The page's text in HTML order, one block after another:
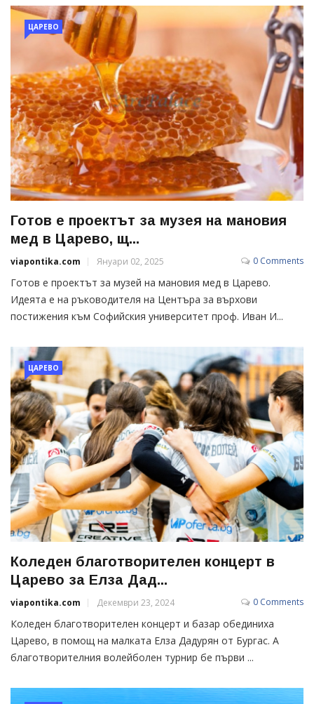
ЦАРЕВО
Готов е проектът за музея на мановия
мед в Царево, щ...
viapontika.com Януари 02, 2025 0 Comments
Готов е проектът за музей на мановия мед в Царево.
Идеята е на ръководителя на Центъра за върхови
постижения към Софийския университет проф. Иван И...
ЦАРЕВО
Коледен благотворителен концерт в
Царево за Елза Дад...
viapontika.com Декември 23, 2024 0 Comments
Коледен благотворителен концерт и базар обединиха
Царево, в помощ на малката Елза Дадурян от Бургас. А
благотворителния волейболен турнир бе първи ...